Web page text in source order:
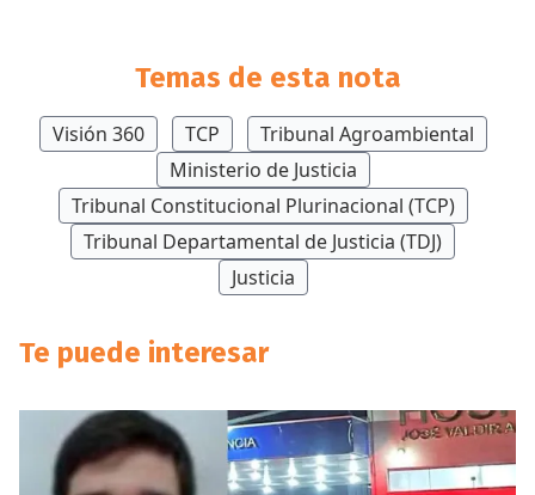
Temas de esta nota
Visión 360 TCP
Tribunal Agroambiental
Ministerio de Justicia
Tribunal Constitucional Plurinacional (TCP)
Tribunal Departamental de Justicia (TDJ)
Justicia
Te puede interesar